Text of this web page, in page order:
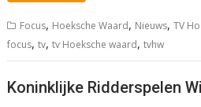
Focus, Hoeksche Waard, Nieuws,TV
focus,tv,tv Hoeksche waard,tvhw
Koninklijke Ridderspelen